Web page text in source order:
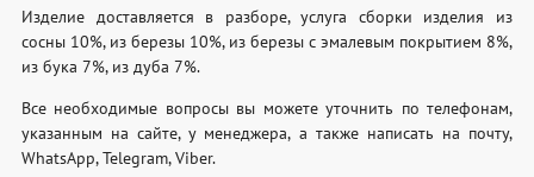
Изделие доставляется в разборе, услуга сборки изделия из
сосны 10%, из березы 10%, из березы с эмалевым покрытием 8%,
из бука 7%, из дуба 7%.
Все необходимые вопросы вы можете уточнить по телефонам,
указанным на сайте, у менеджера, а также написать на почту,
WhatsApp, Telegram, Viber.